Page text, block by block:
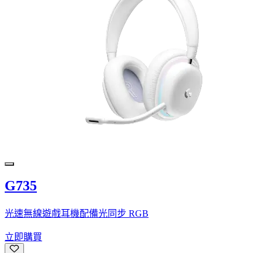
G735
光速無線遊戲耳機配備光同步 RGB
立即購買